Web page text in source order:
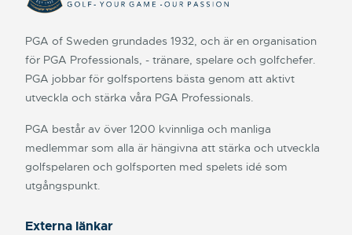
PGA of Sweden grundades 1932, och är en organisation
för PGA Professionals, - tränare, spelare och golfchefer.
PGA jobbar för golfsportens bästa genom att aktivt
utveckla och stärka våra PGA Professionals.
PGA består av över 1200 kvinnliga och manliga
medlemmar som alla är hängivna att stärka och utveckla
golfspelaren och golfsporten med spelets idé som
utgångspunkt.
Externa länkar